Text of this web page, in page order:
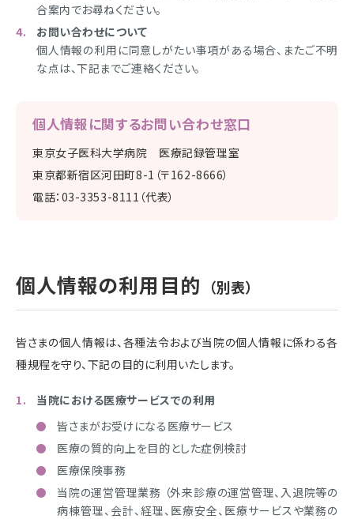
合案内でお尋ねください。
お問い合わせについて
個人情報の利用に同意しがたい事項がある場合、またご不明
な点は、下記までご連絡ください。
個人情報に関するお問い合わせ窓口
東京女子医科大学病院 医療記録管理室
東京都新宿区河田町8-1（〒162-8666）
電話： 03-3353-8111 （代表）
個人情報の利用目的 （別表）
皆さまの個人情報は、各種法令および当院の個人情報に係わる各
種規程を守り、下記の目的に利用いたします。
当院における医療サービスでの利用
皆さまがお受けになる医療サービス
医療の質的向上を目的とした症例検討
医療保険事務
当院の運営管理業務 （外来診療の運営管理、入退院等の
病棟管理、会計、経理、医療安全、医療サービスや業務の